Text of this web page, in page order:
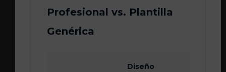
Profesional vs. Plantilla
Genérica
Diseño